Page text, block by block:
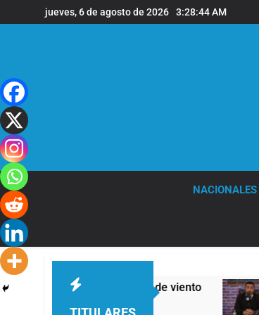
al
jueves, 6 de agosto de 2026 3:28:45 AM
NACIONALES
y fuertes ráfagas de viento